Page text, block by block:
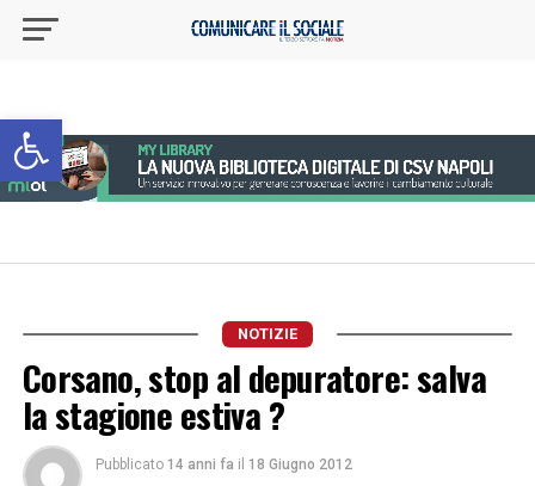
Apri la barra degli strumenti
NOTIZIE
Corsano, stop al depuratore: salva
la stagione estiva ?
Pubblicato 14 anni fa il 18 Giugno 2012